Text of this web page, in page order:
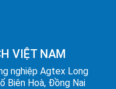
VIỆT NAM
nghiệp Agtex Long
Biên Hoà, Đồng Nai